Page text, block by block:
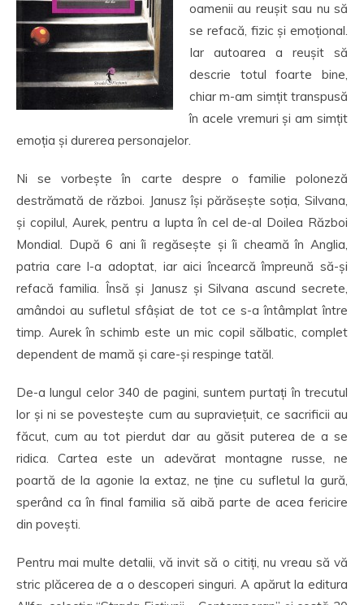
oamenii au reușit sau nu să
se refacă, fizic și emoțional.
Iar autoarea a reușit să
descrie totul foarte bine,
chiar m-am simțit transpusă
în acele vremuri și am simțit
emoția și durerea personajelor.
Ni se vorbește în carte despre o familie poloneză
destrămată de război. Janusz își părăsește soția, Silvana,
și copilul, Aurek, pentru a lupta în cel de-al Doilea Război
Mondial. După 6 ani îi regăsește și îi cheamă în Anglia,
patria care l-a adoptat, iar aici încearcă împreună să-și
refacă familia. Însă și Janusz și Silvana ascund secrete,
amândoi au sufletul sfâșiat de tot ce s-a întâmplat între
timp. Aurek în schimb este un mic copil sălbatic, complet
dependent de mamă și care-și respinge tatăl.
De-a lungul celor 340 de pagini, suntem purtați în trecutul
lor și ni se povestește cum au supraviețuit, ce sacrificii au
făcut, cum au tot pierdut dar au găsit puterea de a se
ridica. Cartea este un adevărat montagne russe, ne
poartă de la agonie la extaz, ne ține cu sufletul la gură,
sperând ca în final familia să aibă parte de acea fericire
din povești.
Pentru mai multe detalii, vă invit să o citiți, nu vreau să vă
stric plăcerea de a o descoperi singuri. A apărut la editura